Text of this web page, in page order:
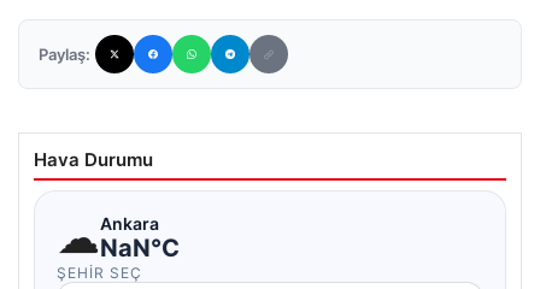
Paylaş:
Hava Durumu
☁Ankara
NaN°C
ŞEHIR SEÇ